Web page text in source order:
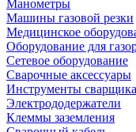
Манометры
Машины газовой резки
Медицинское
Оборудование для
Сетевое оборудование
Сварочные аксессуары
Инструменты сварщика
Электрододержатели
Клеммы заземления